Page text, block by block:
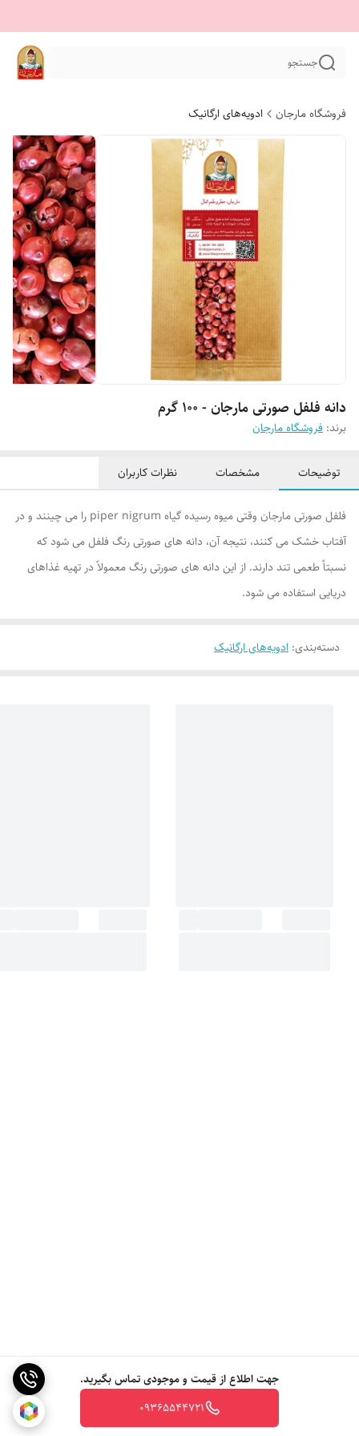
جستجو
فروشگاه مارجان ادویه‌های ارگانیک
دانه فلفل صورتی مارجان - 100 گرم
برند: فروشگاه مارجان
جهت اطلاع از قیمت و موجودی تماس بگیرید.
09365544721
توضیحات مشخصات نظرات کاربران
فلفل صورتی مارجان وقتی میوه رسیده گیاه piper nigrum را می چینند و در
آفتاب خشک می کنند، نتیجه آن، دانه های صورتی رنگ فلفل می شود که
نسبتاً طعمی تند دارند. از این دانه های صورتی رنگ معمولاً در تهیه غذاهای
دریایی استفاده می شود.
دسته‌بندی: ادویه‌های ارگانیک